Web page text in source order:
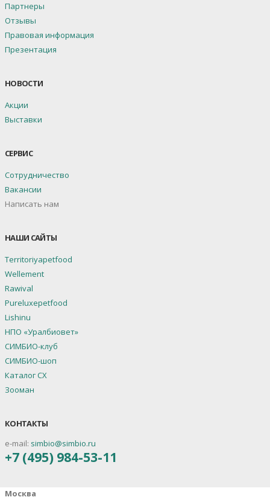
Партнеры
Отзывы
Правовая информация
Презентация
НОВОСТИ
Акции
Выставки
СЕРВИС
Сотрудничество
Вакансии
Написать нам
НАШИ САЙТЫ
Territoriyapetfood
Wellement
Rawival
Pureluxepetfood
Lishinu
НПО «Уралбиовет»
СИМБИО-клуб
СИМБИО-шоп
Каталог СХ
Зооман
КОНТАКТЫ
e-mail: simbio@simbio.ru
+7 (495) 984-53-11
Москва